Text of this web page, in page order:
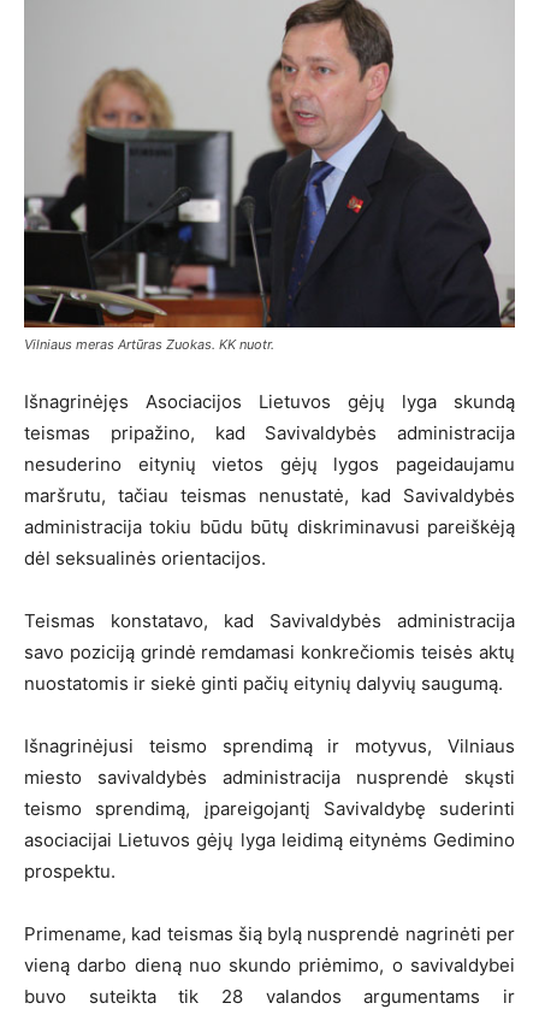
Vilniaus meras Artūras Zuokas. KK nuotr.
Išnagrinėjęs Asociacijos Lietuvos gėjų lyga skundą
teismas pripažino, kad Savivaldybės administracija
nesuderino eitynių vietos gėjų lygos pageidaujamu
maršrutu, tačiau teismas nenustatė, kad Savivaldybės
administracija tokiu būdu būtų diskriminavusi pareiškėją
dėl seksualinės orientacijos.
Teismas konstatavo, kad Savivaldybės administracija
savo poziciją grindė remdamasi konkrečiomis teisės aktų
nuostatomis ir siekė ginti pačių eitynių dalyvių saugumą.
Išnagrinėjusi teismo sprendimą ir motyvus, Vilniaus
miesto savivaldybės administracija nusprendė skųsti
teismo sprendimą, įpareigojantį Savivaldybę suderinti
asociacijai Lietuvos gėjų lyga leidimą eitynėms Gedimino
prospektu.
Primename, kad teismas šią bylą nusprendė nagrinėti per
vieną darbo dieną nuo skundo priėmimo, o savivaldybei
buvo suteikta tik 28 valandos argumentams ir